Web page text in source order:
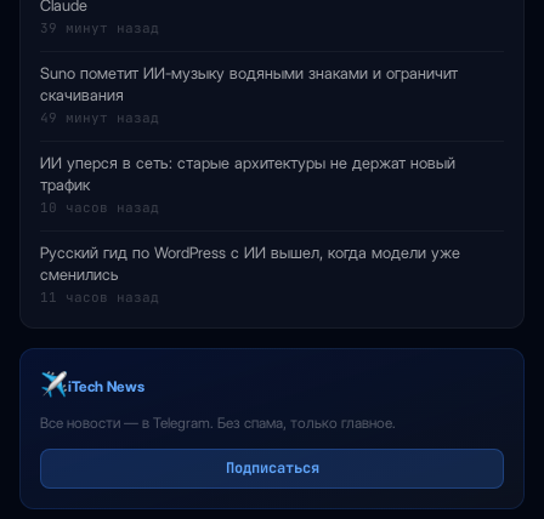
Claude
39 минут назад
Suno пометит ИИ-музыку водяными знаками и ограничит
скачивания
49 минут назад
ИИ уперся в сеть: старые архитектуры не держат новый
трафик
10 часов назад
Русский гид по WordPress с ИИ вышел, когда модели уже
сменились
11 часов назад
iTech News
Все новости — в Telegram. Без спама, только главное.
Подписаться